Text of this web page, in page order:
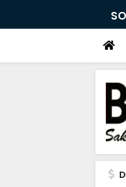
Güzergâhı Ortaya